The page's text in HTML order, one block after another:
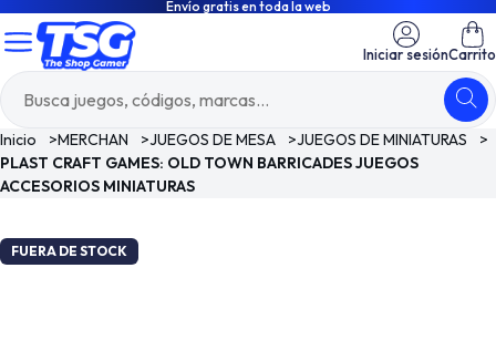
Envío gratis en toda la web
Iniciar sesiónCarrito
Inicio >MERCHAN >JUEGOS DE MESA >JUEGOS DE MINIATURAS
>
PLAST CRAFT GAMES: OLD TOWN BARRICADES JUEGOS
ACCESORIOS MINIATURAS
FUERA DE STOCK